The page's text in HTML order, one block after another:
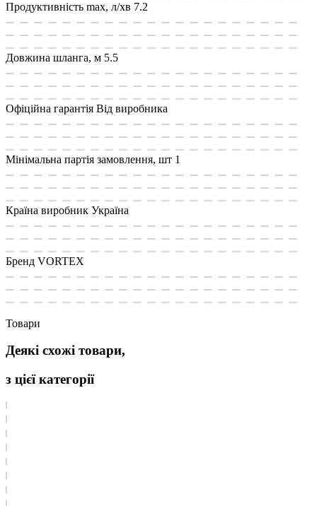
Продуктивність max, л/хв 7.2
Довжина шланга, м 5.5
Офіційна гарантія Від виробника
Мінімальна партія замовлення, шт 1
Країна виробник Україна
Бренд VORTEX
Товари
Деякі схожі товари,
з цієї категорії